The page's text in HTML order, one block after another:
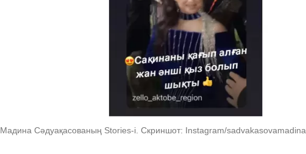
Мадина Сәдуақасованың Stories-i. Скриншот: Instagram/sadvakasovamadina